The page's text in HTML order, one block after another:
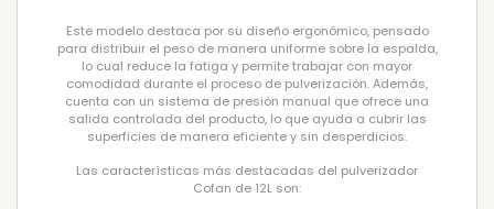
Este modelo destaca por su diseño ergonómico, pensado
para distribuir el peso de manera uniforme sobre la espalda,
lo cual reduce la fatiga y permite trabajar con mayor
comodidad durante el proceso de pulverización. Además,
cuenta con un sistema de presión manual que ofrece una
salida controlada del producto, lo que ayuda a cubrir las
superficies de manera eficiente y sin desperdicios.
Las características más destacadas del pulverizador
Cofan de 12L son: